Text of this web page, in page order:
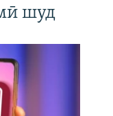
шуд